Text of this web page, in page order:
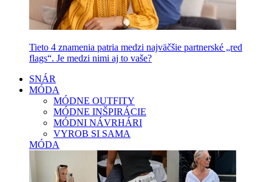
Tieto 4 znamenia patria medzi najväčšie partnerské „red
flags“. Je medzi nimi aj to vaše?
SNÁR
MÓDA
MÓDNE OUTFITY
MÓDNE INŠPIRÁCIE
MÓDNI NÁVRHÁRI
VYROB SI SAMA
MÓDA